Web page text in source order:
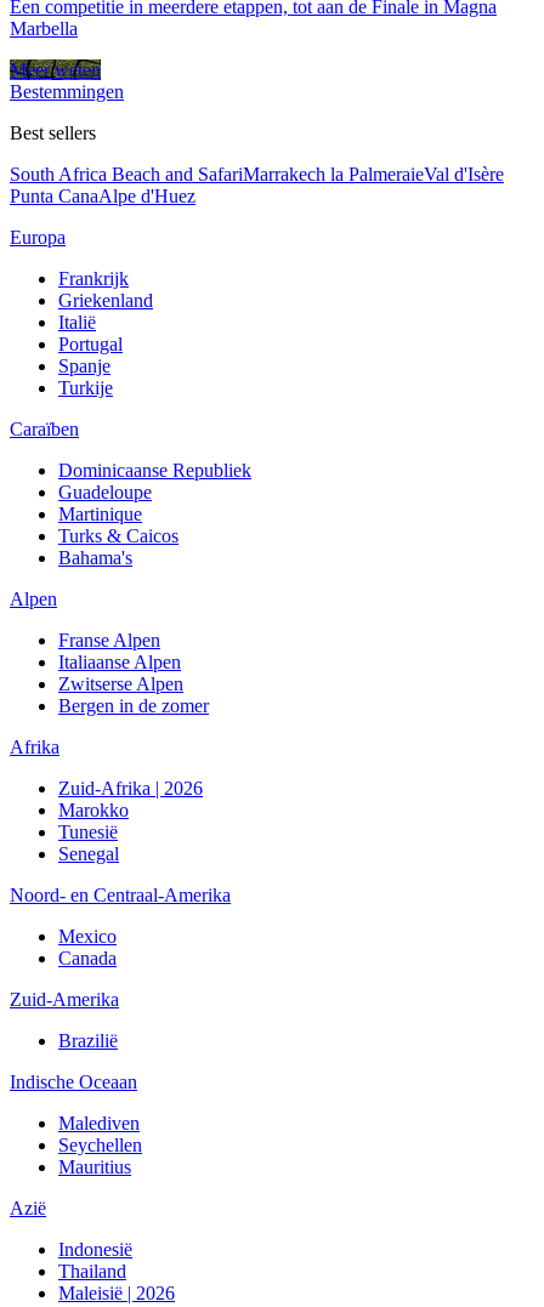
Een competitie in meerdere etappen, tot aan de Finale in Magna
Marbella
Meer weten
Bestemmingen
Best sellers
South Africa Beach and SafariMarrakech la PalmeraieVal d'Isère
Punta CanaAlpe d'Huez
Europa
Frankrijk
Griekenland
Italië
Portugal
Spanje
Turkije
Caraïben
Dominicaanse Republiek
Guadeloupe
Martinique
Turks & Caicos
Bahama's
Alpen
Franse Alpen
Italiaanse Alpen
Zwitserse Alpen
Bergen in de zomer
Afrika
Zuid-Afrika | 2026
Marokko
Tunesië
Senegal
Noord- en Centraal-Amerika
Mexico
Canada
Zuid-Amerika
Brazilië
Indische Oceaan
Malediven
Seychellen
Mauritius
Azië
Indonesië
Thailand
Maleisië | 2026